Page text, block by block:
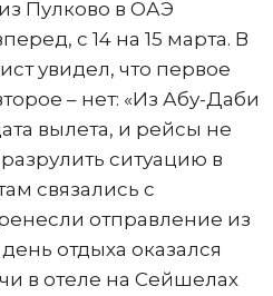
Пулково в ОАЭ
с 14 на 15 марта. В
увидел, что первое
– нет: «Из Абу-Даби
вылета, и рейсы не
ситуацию в
связались с
отправление из
отдыха оказался
в отеле на Сейшелах